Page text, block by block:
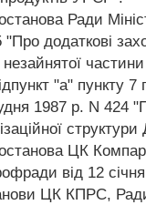
Ради
"Про додаткові
незайнятої
"а" пункту
1987 р. N 424
ЦК
від 12
ЦК КПРС,